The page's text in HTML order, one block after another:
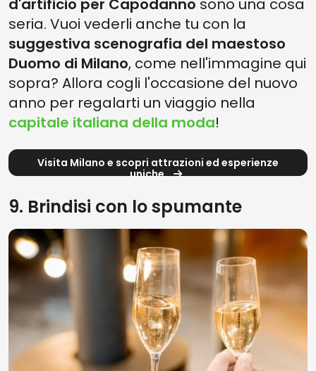
d'artificio per Capodanno sono una cosa
seria. Vuoi vederli anche tu con la
suggestiva scenografia del maestoso
Duomo di Milano, come nell'immagine qui
sopra? Allora cogli l'occasione del nuovo
anno per regalarti un viaggio nella
capitale italiana della moda!
Visita Milano e scopri attrazioni ed esperienze
uniche
9. Brindisi con lo spumante